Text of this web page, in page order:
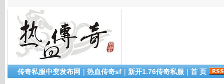
传奇私服中变发布网 | 热血传奇sf | 新开1.76传奇私服 | 首 页